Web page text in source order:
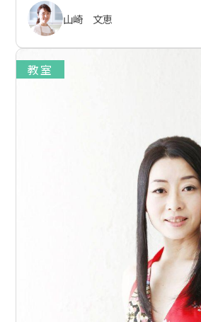
山崎 文恵
教室